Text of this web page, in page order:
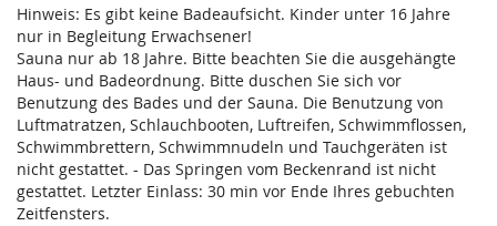
Hinweis: Es gibt keine Badeaufsicht. Kinder unter 16 Jahre
nur in Begleitung Erwachsener!
Sauna nur ab 18 Jahre. Bitte beachten Sie die ausgehängte
Haus- und Badeordnung. Bitte duschen Sie sich vor
Benutzung des Bades und der Sauna. Die Benutzung von
Luftmatratzen, Schlauchbooten, Luftreifen, Schwimmflossen,
Schwimmbrettern, Schwimmnudeln und Tauchgeräten ist
nicht gestattet. - Das Springen vom Beckenrand ist nicht
gestattet. Letzter Einlass: 30 min vor Ende Ihres gebuchten
Zeitfensters.